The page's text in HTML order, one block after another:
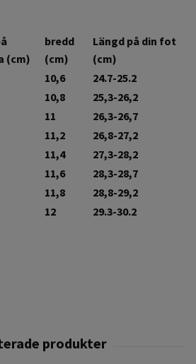
(cm)
bredd
(cm)
Längd på din fot
(cm)
10,6
24.7-25.2
10,8
25,3-26,2
11
26,3-26,7
11,2
26,8-27,2
11,4
27,3-28,2
11,6
28,3-28,7
11,8
28,8-29,2
12 29.3-30.2